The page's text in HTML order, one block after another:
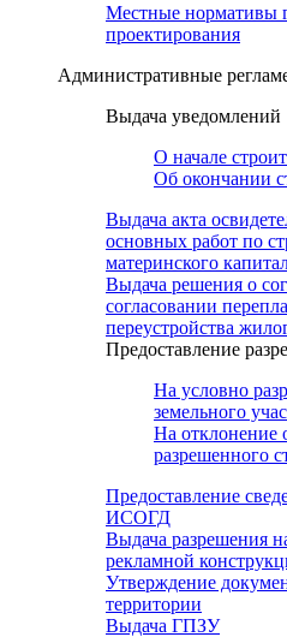
Местные нормативы
проектирования
Административные
Выдача уведомлений
О начале
Об окончании
Выдача акта
основных работ по
материнского
Выдача решения о
согласовании
переустройства
Предоставление
На условно
земельного
На отклонение
разрешенного
Предоставление
ИСОГД
Выдача разрешения
рекламной
Утверждение
территории
Выдача ГПЗУ